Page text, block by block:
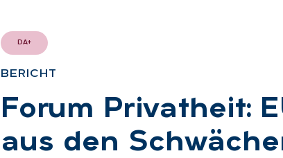
DA+
BE­RICHT
:
Fo­rum Pri­vat­heit:
aus den